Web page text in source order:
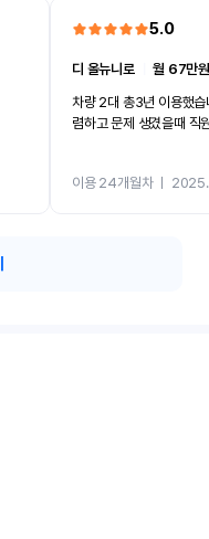
5.0
디 올뉴니로ㅣ월 67만
차량 2대 총3년 이용했
렴하고 문제 생겼을때 직
이용 24개월차ㅣ